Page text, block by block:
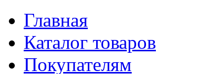
Главная
Каталог товаров
Покупателям